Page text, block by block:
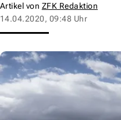
Artikel von ZFK Redaktion
14.04.2020, 09:48 Uhr